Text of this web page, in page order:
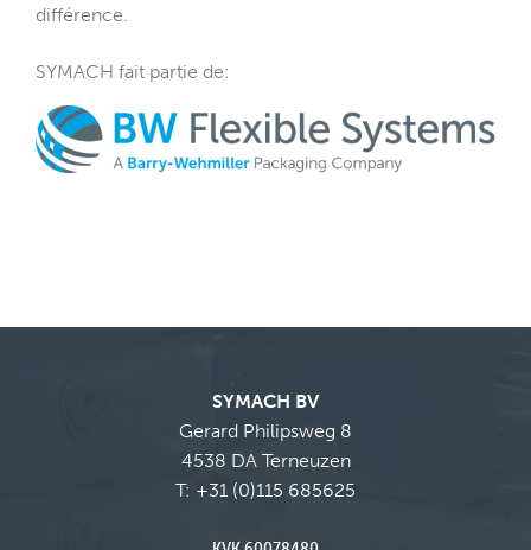
différence.
SYMACH fait partie de:
SYMACH BV
Gerard Philipsweg 8
4538 DA Terneuzen
T: +31 (0)115 685625